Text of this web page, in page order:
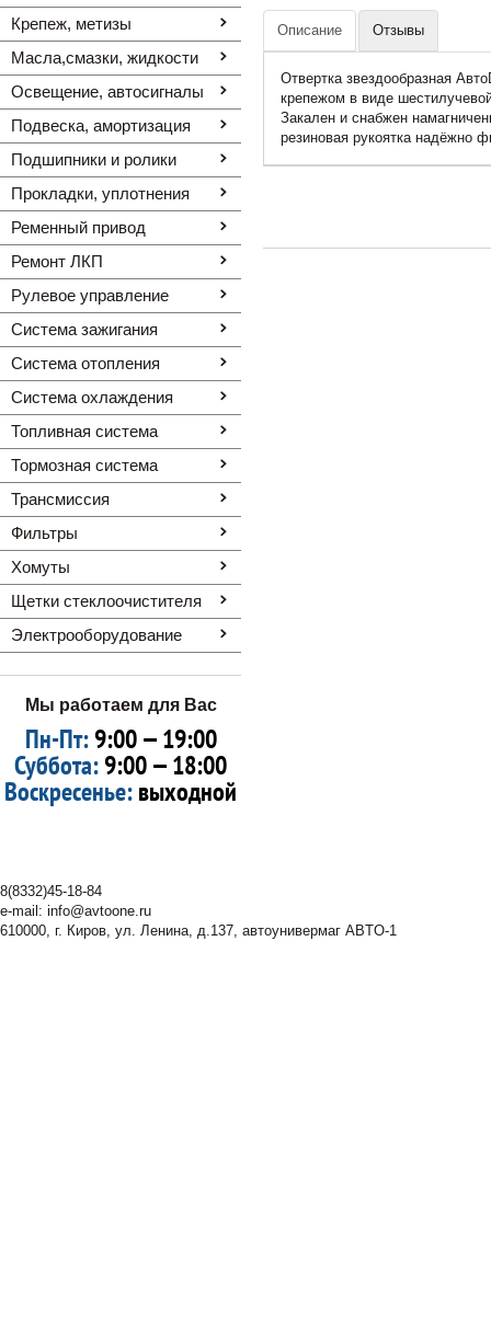
Крепеж, метизы
Масла,смазки, жидкости
Освещение, автоcигналы
Подвеска, амортизация
Подшипники и ролики
Прокладки, уплотнения
Ременный привод
Ремонт ЛКП
Рулевое управление
Система зажигания
Система отопления
Система охлаждения
Топливная система
Тормозная система
Трансмиссия
Фильтры
Хомуты
Щетки стеклоочистителя
Электрооборудование
Мы работаем для Вас
Пн-Пт:9:00 — 19:00
Суббота:9:00 — 18:00
Воскресенье:выходной
Описание Отзывы
Отвертка звездообразная
крепежом в виде
Закален и снабжен
резиновая рукоятка надёжно
8(8332)45-18-84
e-mail: info@avtoone.ru
610000, г. Киров, ул. Ленина, д.137, автоунивермаг ABTO-1